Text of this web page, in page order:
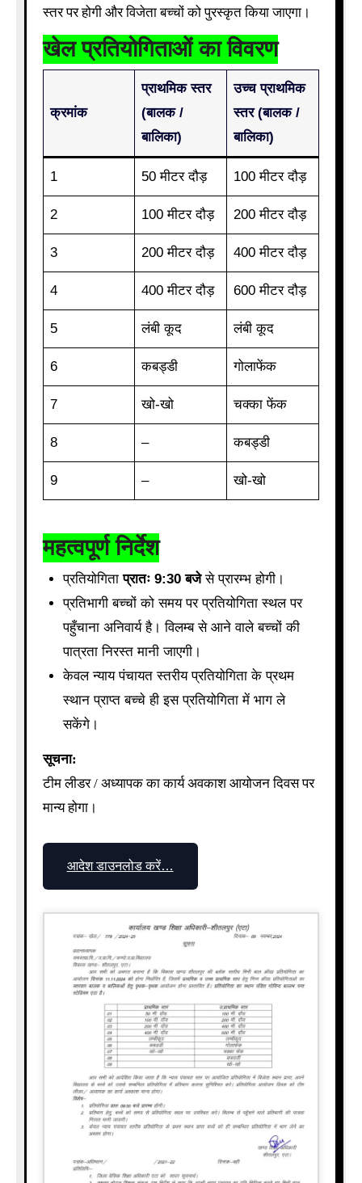
स्तर पर होगी और विजेता बच्चों को पुरस्कृत किया जाएगा।
खेल प्रतियोगिताओं का विवरण
क्रमांक
प्राथमिक स्तर
(बालक /
बालिका)
उच्च प्राथमिक
स्तर (बालक /
बालिका)
1 50 मीटर दौड़ 100 मीटर दौड़
2 100 मीटर दौड़ 200 मीटर दौड़
3 200 मीटर दौड़ 400 मीटर दौड़
4 400 मीटर दौड़ 600 मीटर दौड़
5 लंबी कूद लंबी कूद
6 कबड्डी गोलाफेंक
7 खो-खो चक्का फेंक
8 – कबड्डी
9 – खो-खो
महत्वपूर्ण निर्देश
प्रतियोगिताप्रातः 9:30 बजेसे प्रारम्भ होगी।
प्रतिभागी बच्चों को समय पर प्रतियोगिता स्थल पर
पहुँचाना अनिवार्य है। विलम्ब से आने वाले बच्चों की
पात्रता निरस्त मानी जाएगी।
केवल न्याय पंचायत स्तरीय प्रतियोगिता के प्रथम
स्थान प्राप्त बच्चे ही इस प्रतियोगिता में भाग ले
सकेंगे।
सूचना:
टीम लीडर / अध्यापक का कार्य अवकाश आयोजन दिवस पर
मान्य होगा।
आदेश डाउनलोड करें…